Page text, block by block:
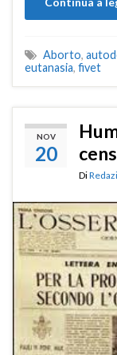
Aborto,
eutanasia, fivet
NOV
20
Di